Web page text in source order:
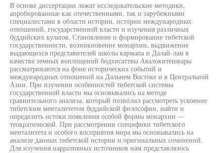
В основе диссертации лежат исследовательские методики,
апробированные как отечественными, так и зарубежными
специалистами в области истории, истории международных
отношений, государственной власти и изучения различных
буддийских культов. Становление и формирование тибетской
государственности, возникновение монархии, выдвижение
выдающихся представителей школы кармапа и Далай-лам в
качестве земных воплощений бодхисаттвы Авалокитешвары
рассматриваются на фоне исторических событий и
международных отношений на Дальнем Востоке и в Центральной
Азии. При изучении особенностей тибетской системы
государственной власти мы основывались на методе
сравнительного анализа, который позволил рассмотреть усвоение
тибетским менталитетом буддийской философии, найти и
определить истоки появления особой формы монархии —
теократической. При рассмотрении специфики тибетского
менталитета и особого восприятия мира мы основывались на
анализе данных тибетской истории и оригинальных сочинений.
Для изучения нарративных источников нам представлялось